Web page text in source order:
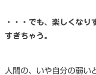
・・・でも、楽しくなり
すぎちゃう。
人間の、いや自分の弱い